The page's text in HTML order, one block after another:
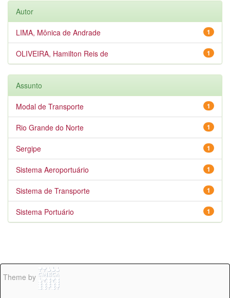
Autor
1
LIMA, Mônica de Andrade
1
OLIVEIRA, Hamilton Reis de
Assunto
1
Modal de Transporte
1
Rio Grande do Norte
1
Sergipe
1
Sistema Aeroportuário
1
Sistema de Transporte
1
Sistema Portuário
Theme by